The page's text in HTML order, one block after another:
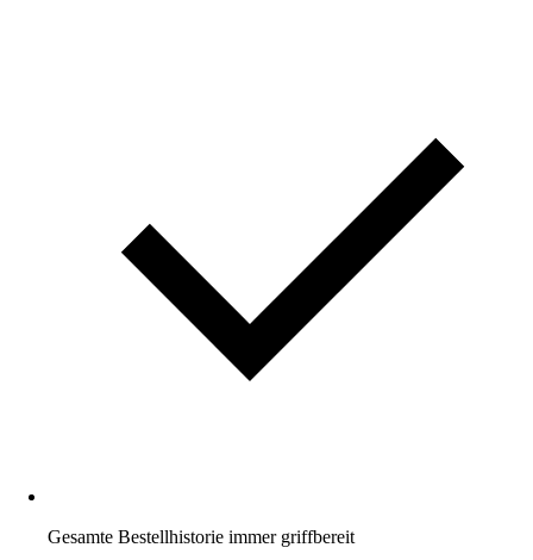
Gesamte Bestellhistorie immer griffbereit